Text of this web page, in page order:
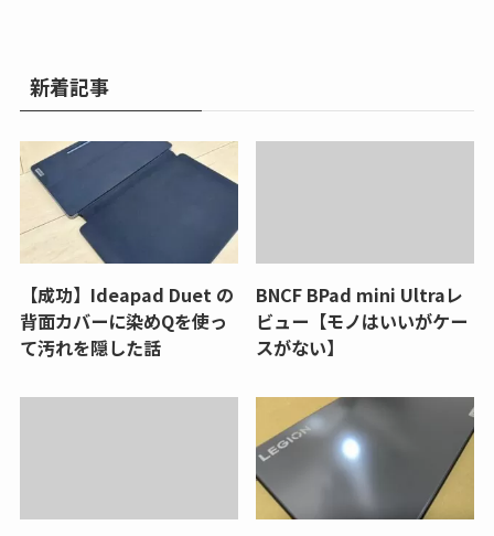
新着記事
【成功】Ideapad Duet の
背面カバーに染めQを使っ
て汚れを隠した話
BNCF BPad mini Ultraレ
ビュー【モノはいいがケー
スがない】